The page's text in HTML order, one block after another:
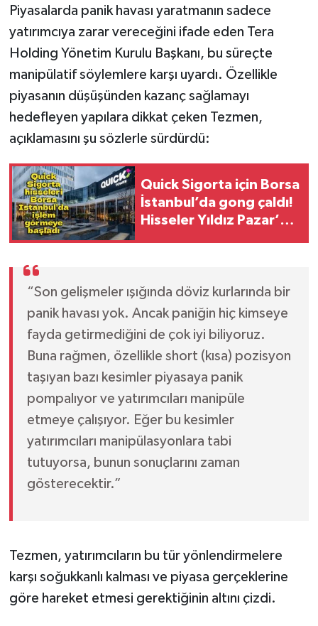
Piyasalarda panik havası yaratmanın sadece
yatırımcıya zarar vereceğini ifade eden Tera
Holding Yönetim Kurulu Başkanı, bu süreçte
manipülatif söylemlere karşı uyardı. Özellikle
piyasanın düşüşünden kazanç sağlamayı
hedefleyen yapılara dikkat çeken Tezmen,
açıklamasını şu sözlerle sürdürdü:
Quick Sigorta için Borsa
İstanbul’da gong çaldı!
Hisseler Yıldız Pazar’da
“Son gelişmeler ışığında döviz kurlarında bir
panik havası yok. Ancak paniğin hiç kimseye
fayda getirmediğini de çok iyi biliyoruz.
Buna rağmen, özellikle short (kısa) pozisyon
taşıyan bazı kesimler piyasaya panik
pompalıyor ve yatırımcıları manipüle
etmeye çalışıyor. Eğer bu kesimler
yatırımcıları manipülasyonlara tabi
tutuyorsa, bunun sonuçlarını zaman
gösterecektir.”
Tezmen, yatırımcıların bu tür yönlendirmelere
karşı soğukkanlı kalması ve piyasa gerçeklerine
göre hareket etmesi gerektiğinin altını çizdi.